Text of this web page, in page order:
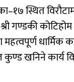
स्थित
गण्डकी
धार्मिक
खनिने कार्य